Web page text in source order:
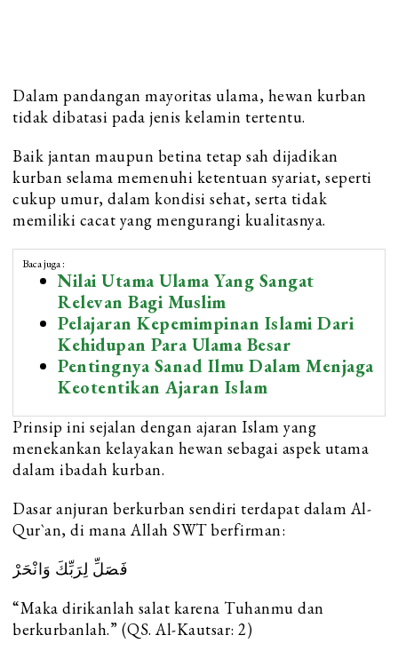
Dalam pandangan mayoritas ulama, hewan kurban
tidak dibatasi pada jenis kelamin tertentu.
Baik jantan maupun betina tetap sah dijadikan
kurban selama memenuhi ketentuan syariat, seperti
cukup umur, dalam kondisi sehat, serta tidak
memiliki cacat yang mengurangi kualitasnya.
Baca juga :
Nilai Utama Ulama Yang Sangat
Relevan Bagi Muslim
Pelajaran Kepemimpinan Islami Dari
Kehidupan Para Ulama Besar
Pentingnya Sanad Ilmu Dalam Menjaga
Keotentikan Ajaran Islam
Prinsip ini sejalan dengan ajaran Islam yang
menekankan kelayakan hewan sebagai aspek utama
dalam ibadah kurban.
Dasar anjuran berkurban sendiri terdapat dalam Al-
Qur`an, di mana Allah SWT berfirman:
فَصَلِّ لِرَبِّكَ وَانْحَرْ
“Maka dirikanlah salat karena Tuhanmu dan
berkurbanlah.” (QS. Al-Kautsar: 2)